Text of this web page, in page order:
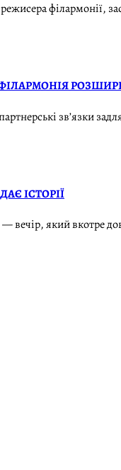
зв’язки
ІСТОРІЇ
— вечір, який